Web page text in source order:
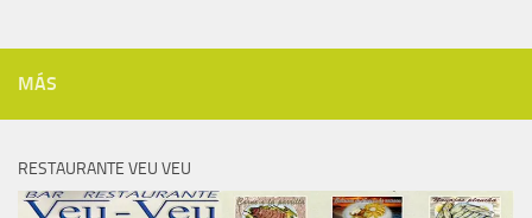
MÁS
RESTAURANTE VEU VEU